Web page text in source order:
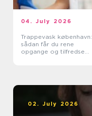
04. July 2026
Trappevask københavn:
sådan får du rene
opgange og tilfredse
02. July 2026